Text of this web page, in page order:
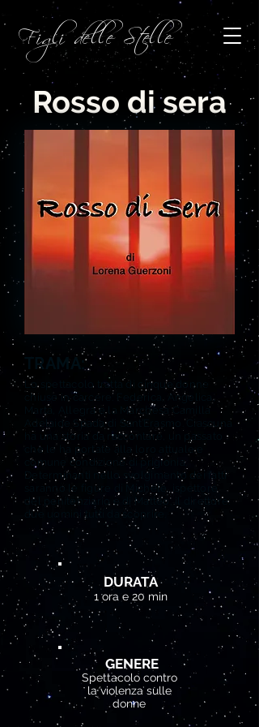
Figli delle Stelle
Rosso di sera
TRAMA:
Lo spettacolo tratta di cinque donne
chiuse in carcere: Federica, Angelica,
Marta, Allegra e la Marchesa Camilla
Adelaide Spada di Sant’Erasmo. Ciascuna
ha una storia da raccontare, un passato
che le ha portate alla loro attuale e
comune condizione di prigionia.
Determinanti nello svolgimento dei fatti
saranno le figure di Michele, ispettore
del penitenziario e di Matteo, il direttore:
due uomini tutti da scoprire.
DURATA
1 ora e 20 min
GENERE
Spettacolo contro
la violenza sulle
donne